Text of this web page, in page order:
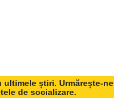
ultimele știri. Urmărește-ne
de socializare.